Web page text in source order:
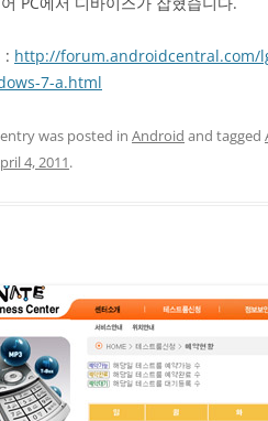
: http://forum.androidcentral.com/
7-a.html
was posted in Android and tagged
4, 2011.